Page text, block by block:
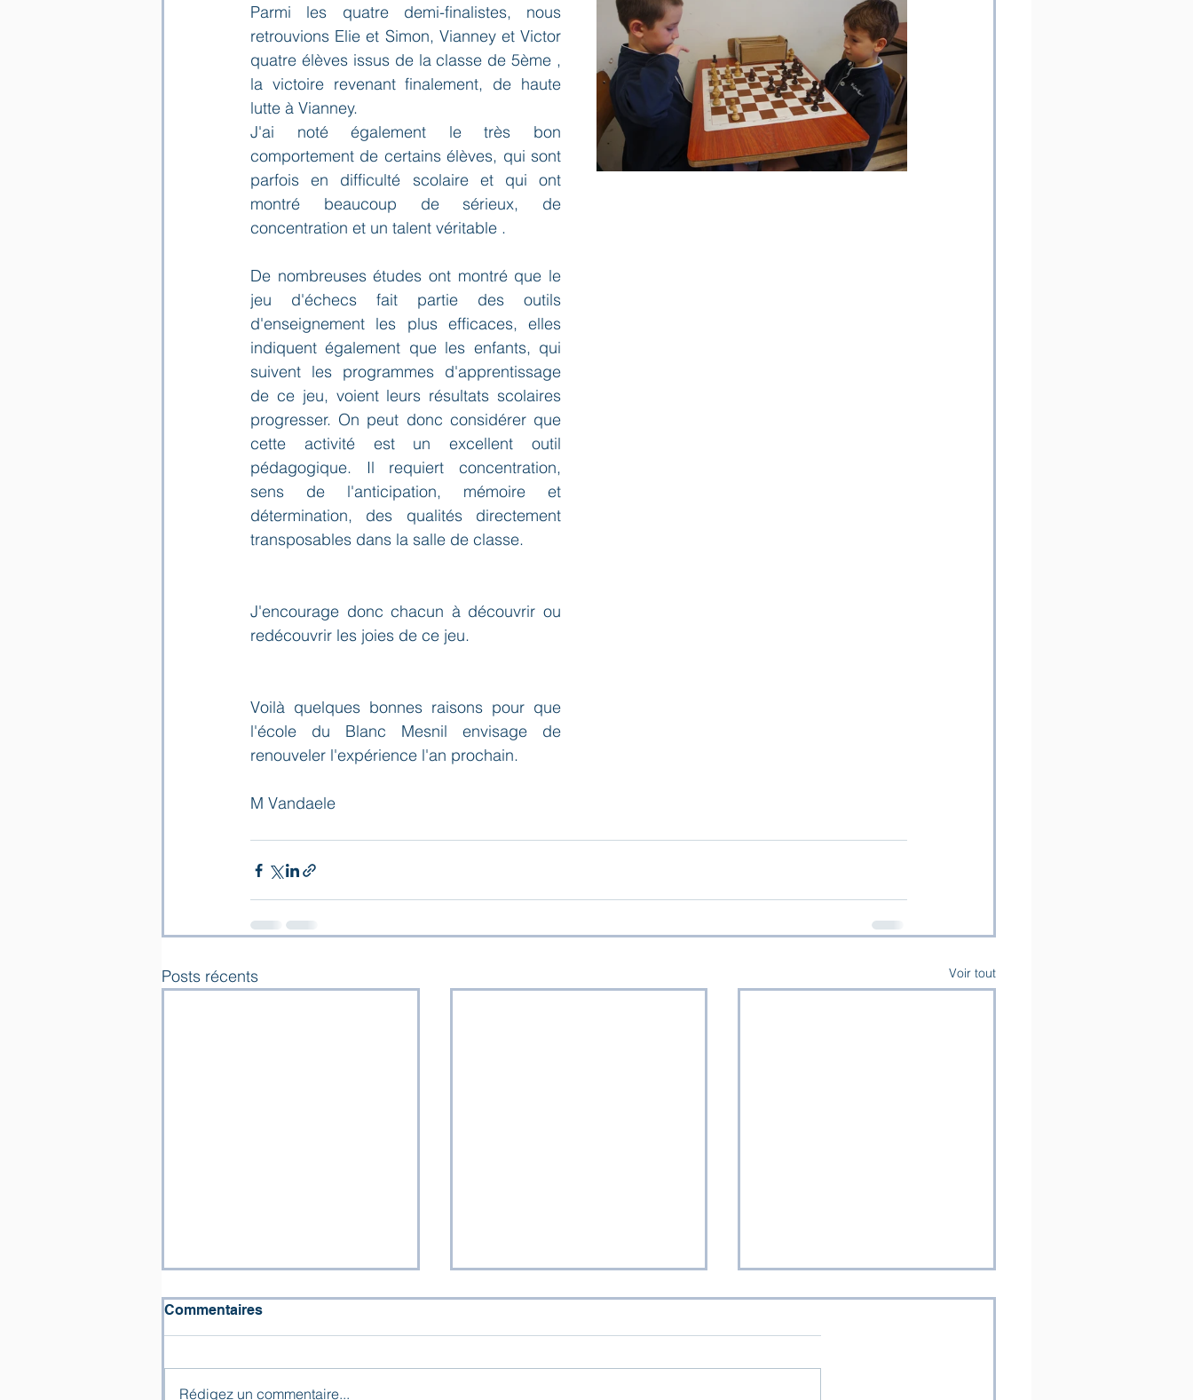
Parmi les quatre demi-finalistes, nous
retrouvions Elie et Simon, Vianney et Victor
quatre élèves issus de la classe de 5ème ,
la victoire revenant finalement, de haute
lutte à Vianney.
J'ai noté également le très bon
comportement de certains élèves, qui sont
parfois en difficulté scolaire et qui ont
montré beaucoup de sérieux, de
concentration et un talent véritable .
De nombreuses études ont montré que le
jeu d'échecs fait partie des outils
d'enseignement les plus efficaces, elles
indiquent également que les enfants, qui
suivent les programmes d'apprentissage
de ce jeu, voient leurs résultats scolaires
progresser. On peut donc considérer que
cette activité est un excellent outil
pédagogique. Il requiert concentration,
sens de l'anticipation, mémoire et
détermination, des qualités directement
transposables dans la salle de classe.
J'encourage donc chacun à découvrir ou
redécouvrir les joies de ce jeu.
Voilà quelques bonnes raisons pour que
l'école du Blanc Mesnil envisage de
renouveler l'expérience l'an prochain.
M Vandaele
Posts récents Voir tout
Commentaires
Rédigez un commentaire...